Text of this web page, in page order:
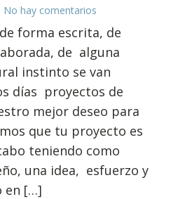
No hay comentarios
forma escrita, de
de alguna
instinto se van
días proyectos de
mejor deseo para
que tu proyecto es
teniendo como
una idea, esfuerzo y
en […]